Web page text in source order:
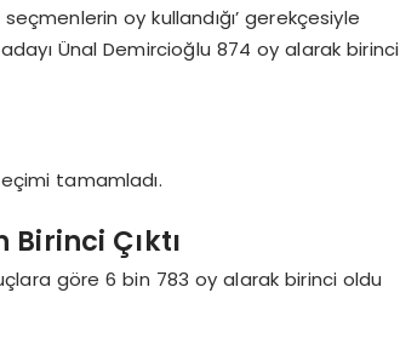
oy kullandığı’ gerekçesiyle
Ünal Demircioğlu 874 oy alarak birinci
tamamladı.
Birinci Çıktı
göre 6 bin 783 oy alarak birinci oldu